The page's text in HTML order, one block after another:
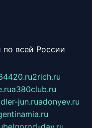
по всей России
2rich.ru
a380club.ru
jun.ruadonyev.ru